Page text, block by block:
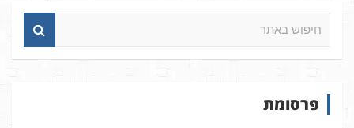
א
פרסומת